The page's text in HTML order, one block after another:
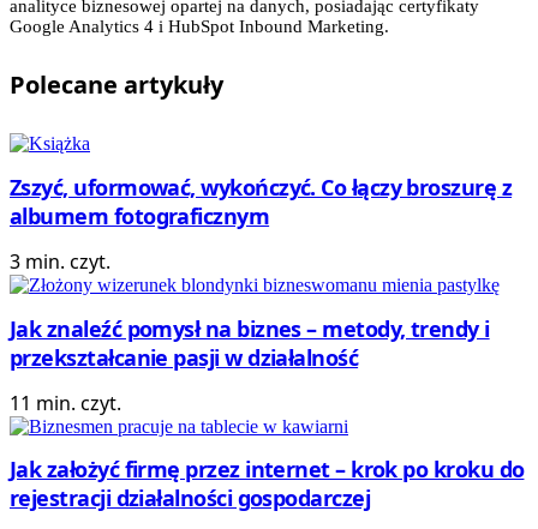
analityce biznesowej opartej na danych, posiadając certyfikaty
Google Analytics 4 i HubSpot Inbound Marketing.
Polecane artykuły
Zszyć, uformować, wykończyć. Co łączy broszurę z
albumem fotograficznym
3 min. czyt.
Jak znaleźć pomysł na biznes – metody, trendy i
przekształcanie pasji w działalność
11 min. czyt.
Jak założyć firmę przez internet – krok po kroku do
rejestracji działalności gospodarczej